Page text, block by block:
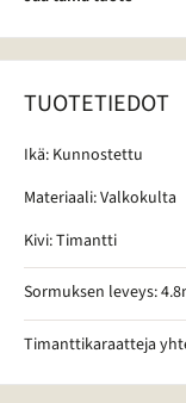
TUOTETIEDOT
Ikä: Kunnostettu
Materiaali: Valkokulta
Kivi: Timantti
Sormuksen leveys:
Timanttikaraatteja